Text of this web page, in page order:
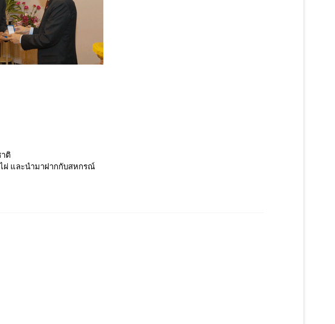
ติ
ผ่ และนำมาฝากกับสหกรณ์